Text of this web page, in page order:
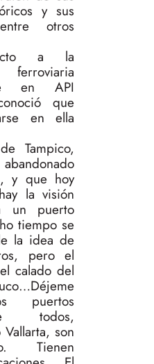
y sus
otros
a la
ferroviaria
en API
que
en ella
Tampico,
y que hoy
la visión
un puerto
tiempo se
la idea de
pero el
calado del
puertos
todos,
son
Tienen